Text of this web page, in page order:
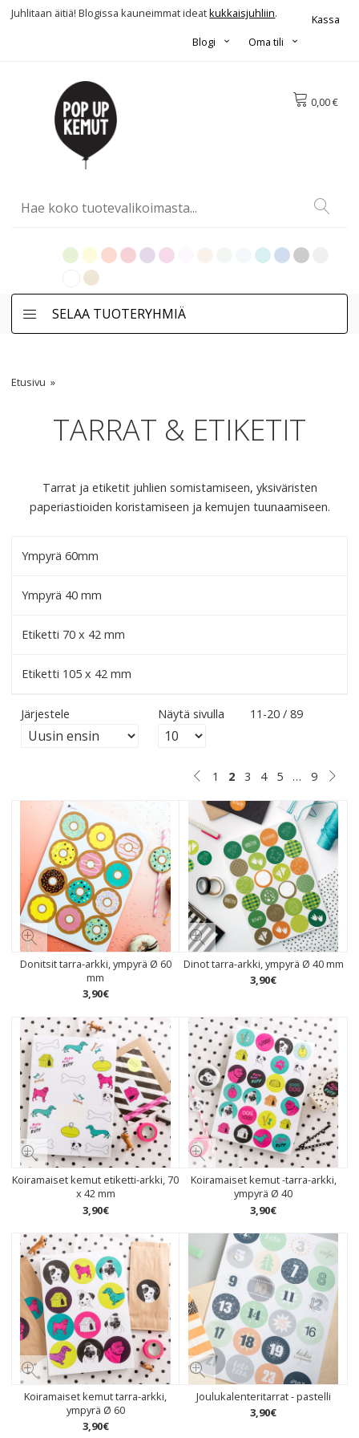
Juhlitaan äitiä! Blogissa kauneimmat ideatkukkaisjuhliin.
Kassa
Oma tili
Blogi
0,00 €
SELAA TUOTERYHMIÄ
Etusivu
TARRAT & ETIKETIT
Tarrat ja etiketit juhlien somistamiseen, yksiväristen
paperiastioiden koristamiseen ja kemujen tuunaamiseen.
Ympyrä 60mm
Ympyrä 40 mm
Etiketti 70 x 42 mm
Etiketti 105 x 42 mm
Järjestele Näytä sivulla 11-20 / 89
1 2 3 4 5 … 9
Donitsit tarra-arkki, ympyrä Ø 60
mm
3,90€
Dinot tarra-arkki, ympyrä Ø 40 mm
3,90€
Koiramaiset kemut etiketti-arkki, 70
x 42 mm
3,90€
Koiramaiset kemut -tarra-arkki,
ympyrä Ø 40
3,90€
Koiramaiset kemut tarra-arkki,
ympyrä Ø 60
3,90€
Joulukalenteritarrat - pastelli
3,90€